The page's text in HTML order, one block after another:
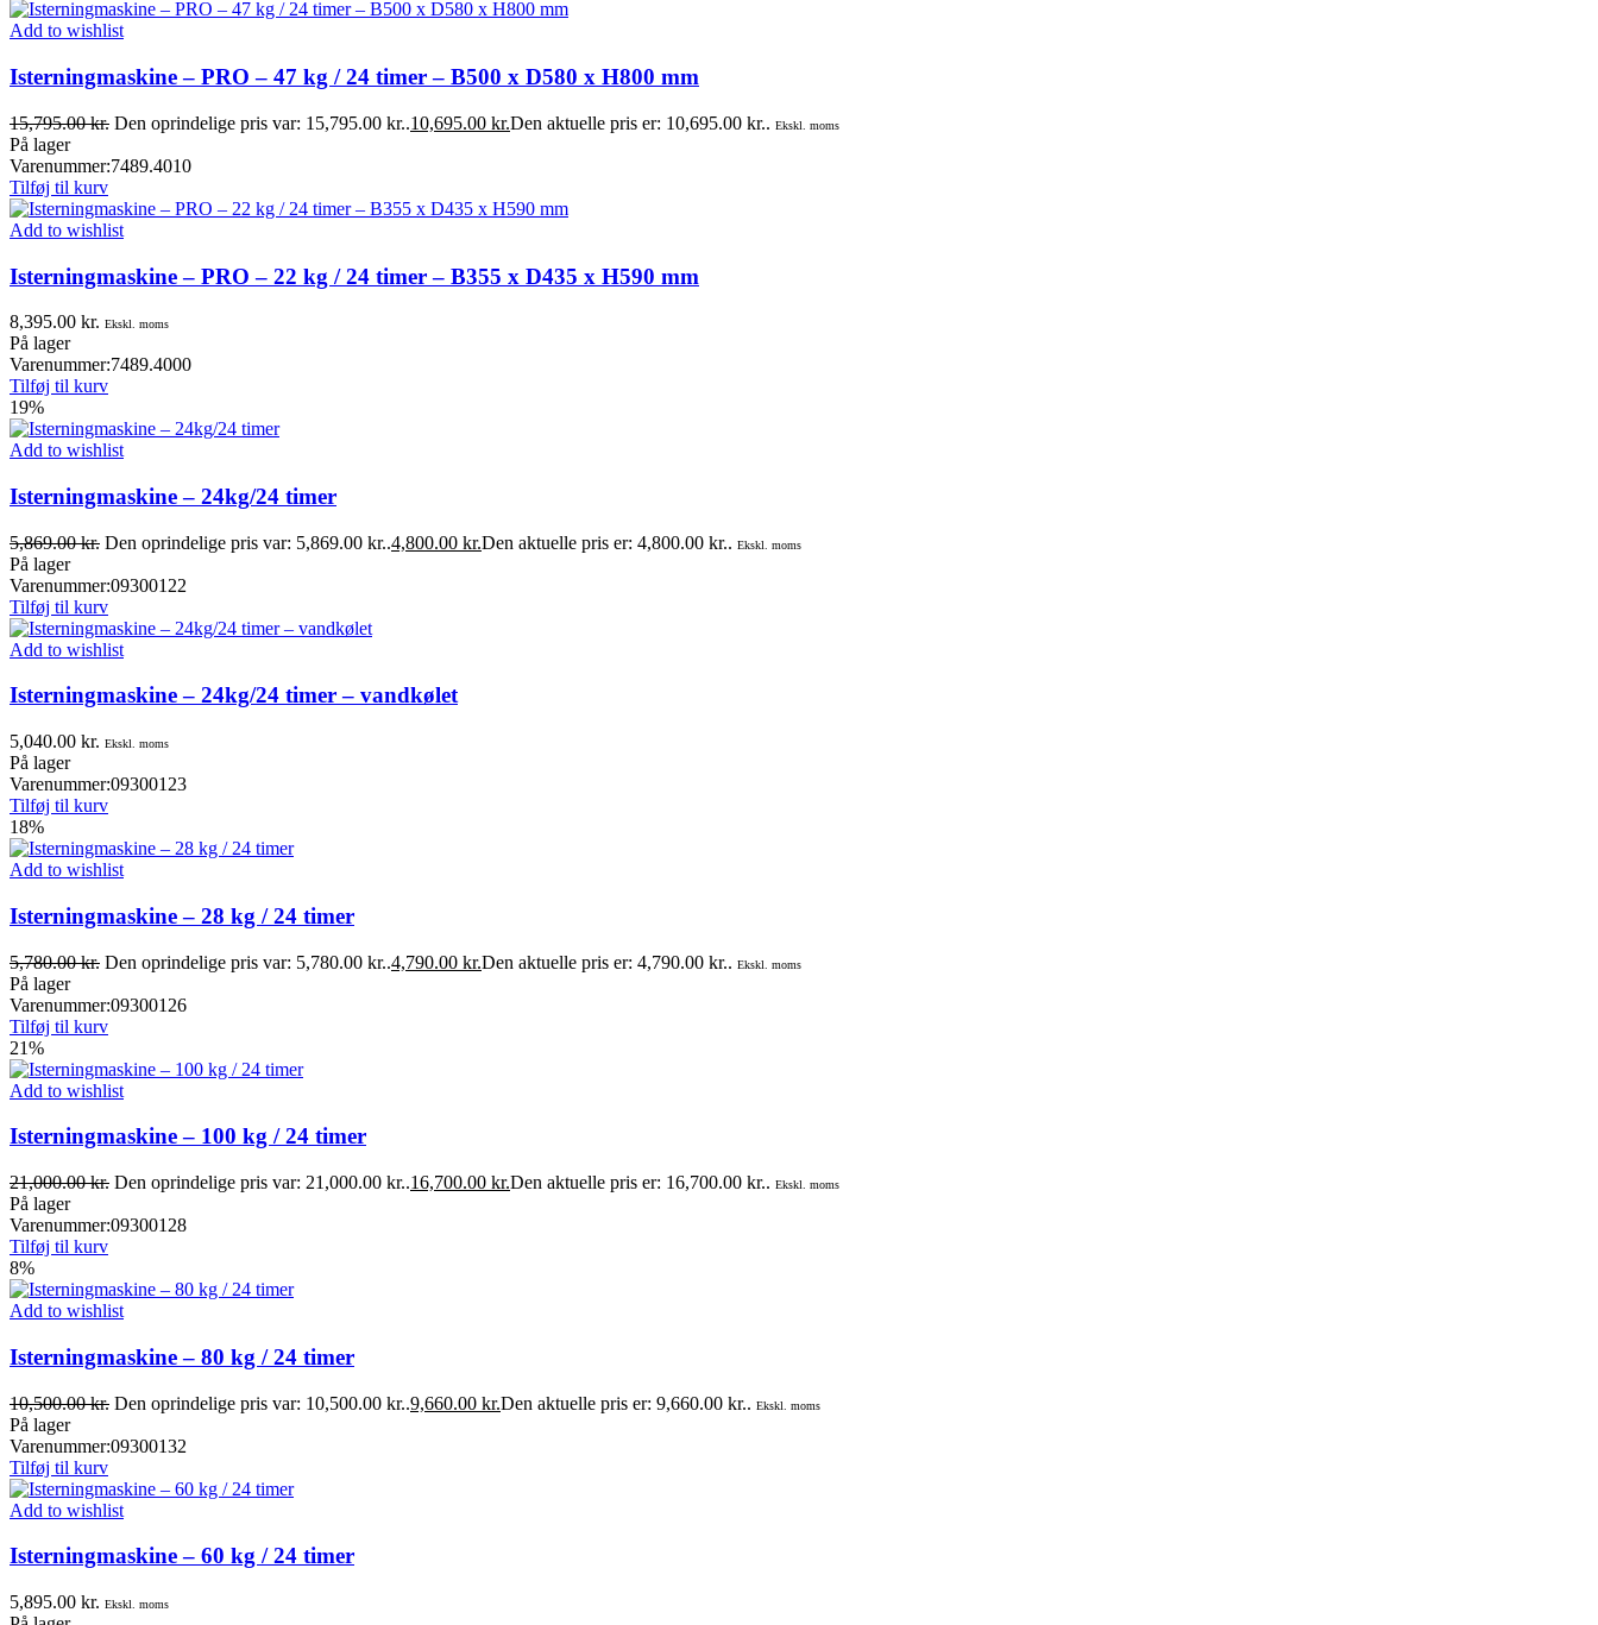
Add to wishlist
Isterningmaskine – PRO – 47 kg / 24 timer – B500 x D580 x H800 mm
15,795.00kr. Den oprindelige pris var: 15,795.00 kr..10,695.00 kr.Den aktuelle pris er: 10,695.00 kr.. Ekskl. moms
På lager
Varenummer:7489.4010
Tilføj til kurv
Add to wishlist
Isterningmaskine – PRO – 22 kg / 24 timer – B355 x D435 x H590 mm
8,395.00 kr. Ekskl. moms
På lager
Varenummer:7489.4000
Tilføj til kurv
19%
Add to wishlist
Isterningmaskine – 24kg/24 timer
5,869.00kr. Den oprindelige pris var: 5,869.00 kr..4,800.00 kr.Den aktuelle pris er: 4,800.00 kr.. Ekskl. moms
På lager
Varenummer:09300122
Tilføj til kurv
Add to wishlist
Isterningmaskine – 24kg/24 timer – vandkølet
5,040.00 kr. Ekskl. moms
På lager
Varenummer:09300123
Tilføj til kurv
18%
Add to wishlist
Isterningmaskine – 28 kg / 24 timer
5,780.00kr. Den oprindelige pris var: 5,780.00 kr..4,790.00 kr.Den aktuelle pris er: 4,790.00 kr.. Ekskl. moms
På lager
Varenummer:09300126
Tilføj til kurv
21%
Add to wishlist
Isterningmaskine – 100 kg / 24 timer
21,000.00kr. Den oprindelige pris var: 21,000.00 kr..16,700.00 kr.Den aktuelle pris er: 16,700.00 kr.. Ekskl. moms
På lager
Varenummer:09300128
Tilføj til kurv
8%
Add to wishlist
Isterningmaskine – 80 kg / 24 timer
10,500.00kr. Den oprindelige pris var: 10,500.00 kr..9,660.00 kr.Den aktuelle pris er: 9,660.00 kr.. Ekskl. moms
På lager
Varenummer:09300132
Tilføj til kurv
Add to wishlist
Isterningmaskine – 60 kg / 24 timer
5,895.00 kr. Ekskl. moms